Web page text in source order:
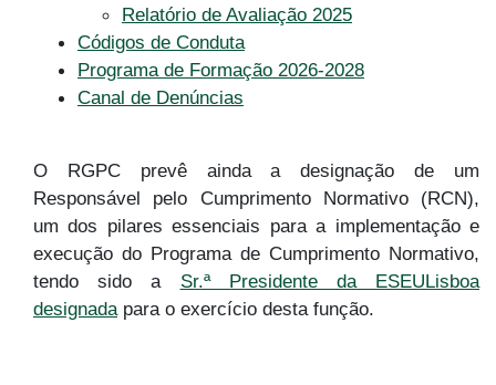
Relatório de Avaliação 2025
Códigos de Conduta
Programa de Formação 2026-2028
Canal de Denúncias
O RGPC prevê ainda a designação de um
Responsável pelo Cumprimento Normativo (RCN),
um dos pilares essenciais para a implementação e
execução do Programa de Cumprimento Normativo,
tendo sido a Sr.ª Presidente da ESEULisboa
designadapara o exercício desta função.